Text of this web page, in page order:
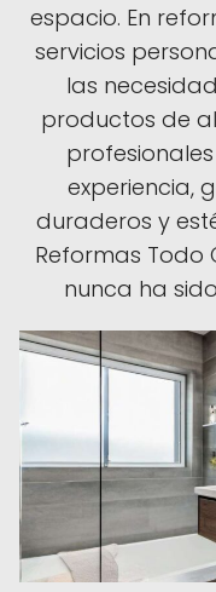
espacio. En
servicios
las
productos de
experiencia,
duraderos y
Reformas
nunca ha